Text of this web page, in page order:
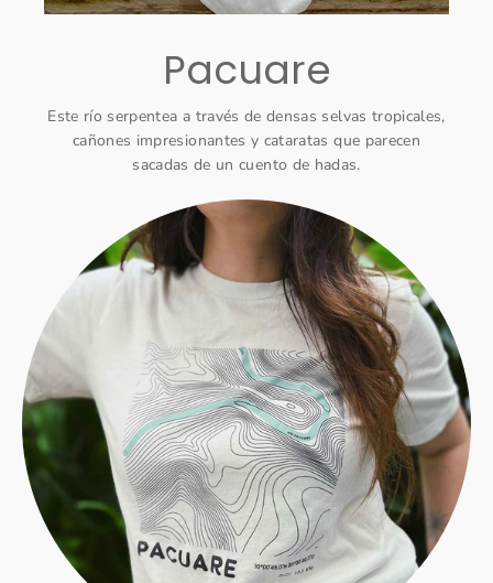
Pacuare
Este río serpentea a través de densas selvas tropicales,
cañones impresionantes y cataratas que parecen
sacadas de un cuento de hadas.